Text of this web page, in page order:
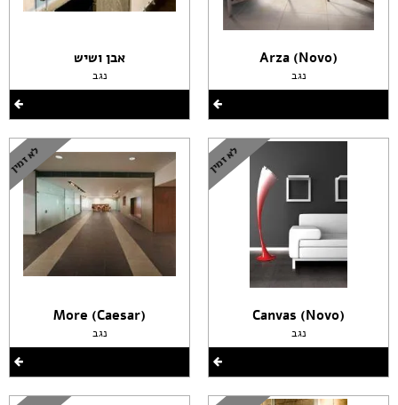
(Arza (Novo
נגב
(Canvas (Novo
נגב
אבן ושיש
נגב
(More (Caesar
נגב